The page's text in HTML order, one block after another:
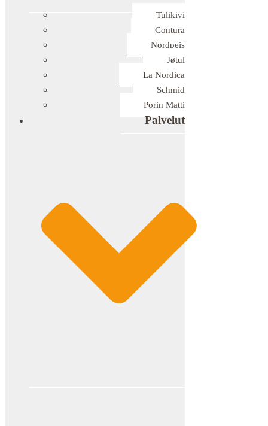
Tulikivi
Contura
Nordpeis
Jøtul
La Nordica
Schmid
Porin Matti
Palvelut